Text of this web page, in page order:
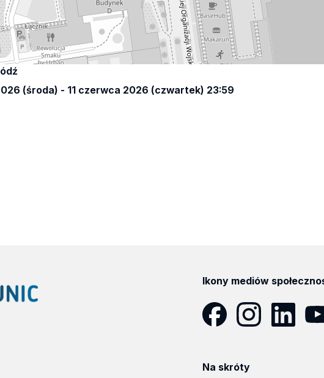
(środa) - 11 czerwca 2026 (czwartek) 23:59
Ikony mediów
Na skróty